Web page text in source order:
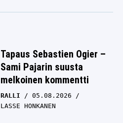
Tapaus Sebastien Ogier –
Sami Pajarin suusta
melkoinen kommentti
RALLI
05.08.2026
LASSE HONKANEN